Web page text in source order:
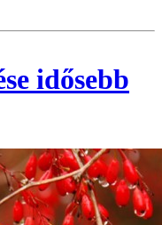
idősebb